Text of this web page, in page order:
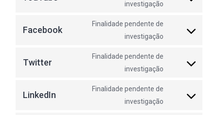
investigação
Consent
youtube
Facebook
Finalidade pendente de
investigação
Consent
facebook
Twitter
Finalidade pendente de
investigação
Consent
twitter
LinkedIn
Finalidade pendente de
investigação
Consent